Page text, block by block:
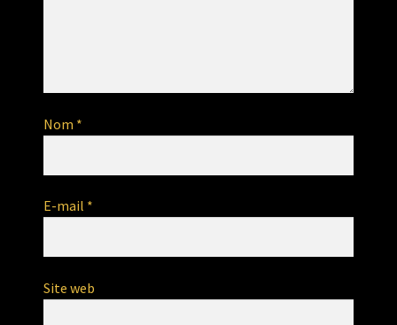
Nom *
E-mail *
Site web